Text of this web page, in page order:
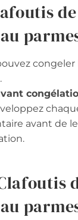
de
avant de